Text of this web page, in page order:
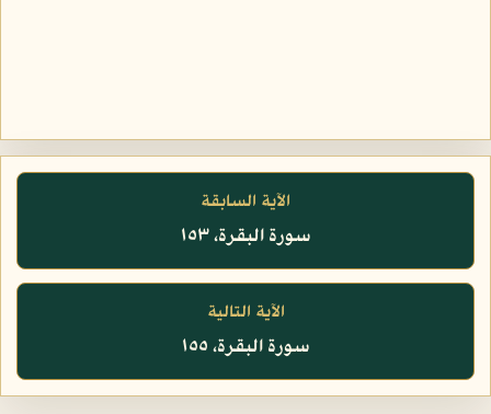
الآية السابقة
سورة البقرة، ١٥٣
الآية التالية
سورة البقرة، ١٥٥